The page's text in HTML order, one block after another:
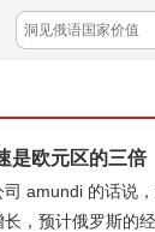
是欧元区的三倍
司 amundi 的话说
，预计俄罗斯的